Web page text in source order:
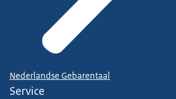
Nederlandse Gebarentaal
Service